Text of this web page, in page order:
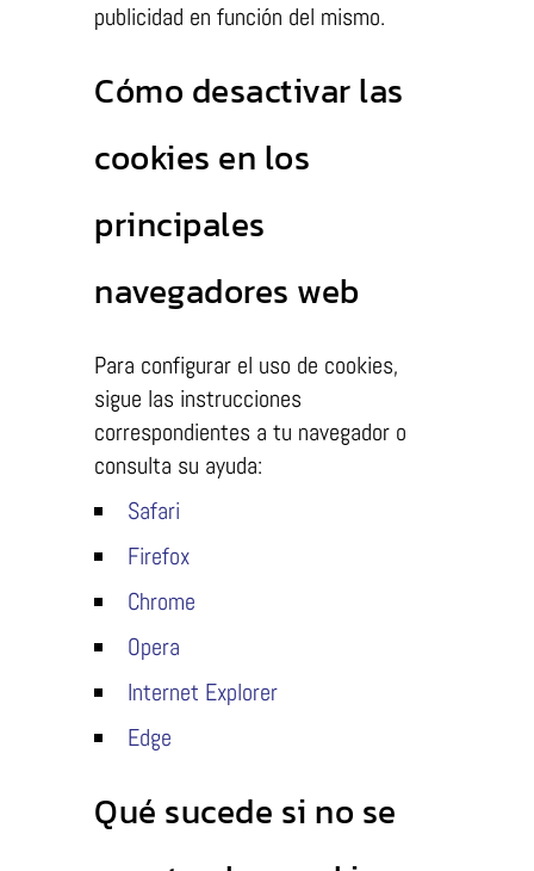
publicidad en función del mismo.
Cómo desactivar las
cookies en los
principales
navegadores web
Para configurar el uso de cookies,
sigue las instrucciones
correspondientes a tu navegador o
consulta su ayuda:
Safari
Firefox
Chrome
Opera
Internet Explorer
Edge
Qué sucede si no se